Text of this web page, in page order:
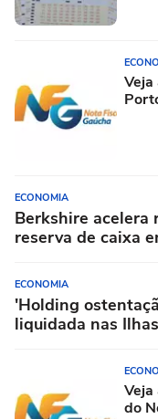
Veja
ECONOMIA
Berkshire acelera
reserva de caixa
ECONOMIA
'Holding
liquidada nas
Veja
do